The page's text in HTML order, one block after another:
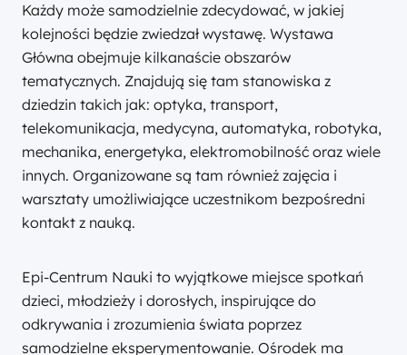
Każdy może samodzielnie zdecydować, w jakiej
kolejności będzie zwiedzał wystawę. Wystawa
Główna obejmuje kilkanaście obszarów
tematycznych. Znajdują się tam stanowiska z
dziedzin takich jak: optyka, transport,
telekomunikacja, medycyna, automatyka, robotyka,
mechanika, energetyka, elektromobilność oraz wiele
innych. Organizowane są tam również zajęcia i
warsztaty umożliwiające uczestnikom bezpośredni
kontakt z nauką.
Epi-Centrum Nauki to wyjątkowe miejsce spotkań
dzieci, młodzieży i dorosłych, inspirujące do
odkrywania i zrozumienia świata poprzez
samodzielne eksperymentowanie. Ośrodek ma